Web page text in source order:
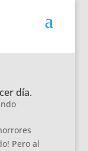
día.
Pero al